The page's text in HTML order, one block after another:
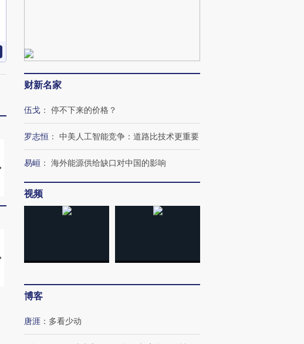
视线｜HYROX的吸金
心“花钱找虐”？
马航飞行员跨国走私7万
【推广】走进第四届链博
【商旅对话】华住集团
财新名家
伍戈 ： 停不下来的价格？
罗志恒 ： 中美人工智能竞争：道路比技术更重要
易峘 ： 海外能源供给缺口对中国的影响
视频
博客
唐涯 ： 多看少动